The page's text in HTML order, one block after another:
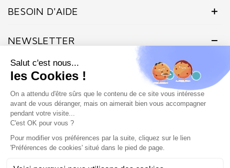
BESOIN D'AIDE
NEWSLETTER
Inscrivez-vous dès maintenant à notre Newsletter et recevez en
exclusivité nos offres flashs, promotions et actualités.
Site protégé par reCAPTCHA.
Marchand approuvé par la Société des Avis Garantis, cliquez ici pour
vérifier.